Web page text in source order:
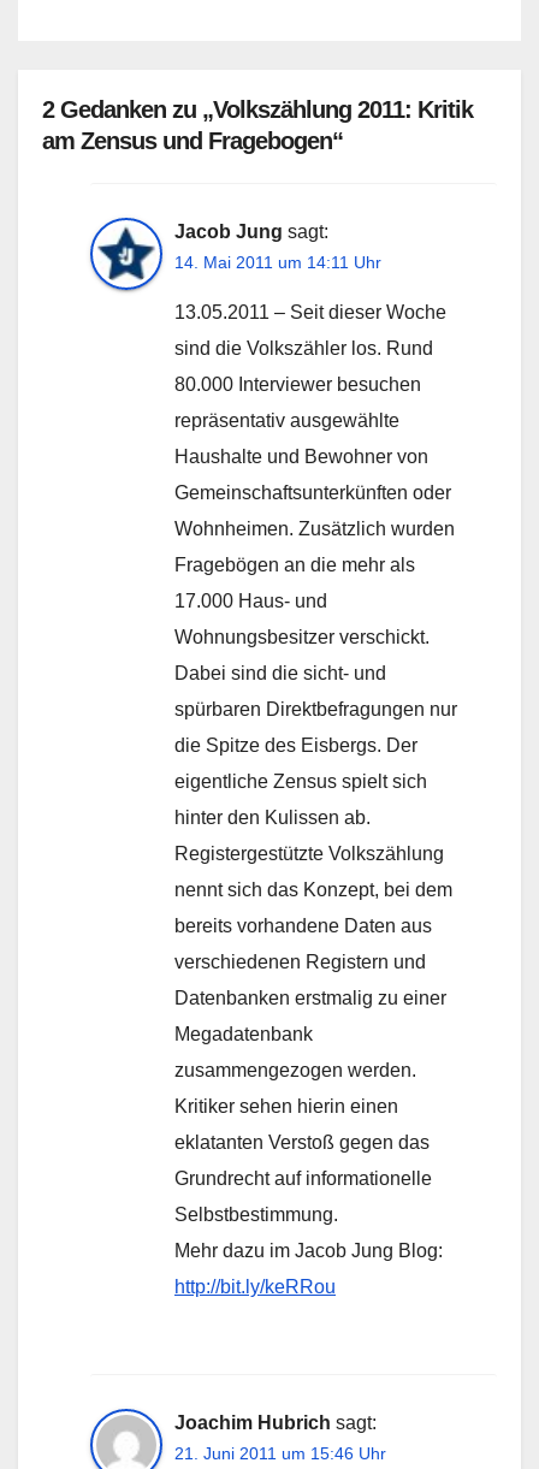
2 Gedanken zu „Volkszählung 2011: Kritik
am Zensus und Fragebogen“
Jacob Jung sagt:
14. Mai 2011 um 14:11 Uhr
13.05.2011 – Seit dieser Woche
sind die Volkszähler los. Rund
80.000 Interviewer besuchen
repräsentativ ausgewählte
Haushalte und Bewohner von
Gemeinschaftsunterkünften oder
Wohnheimen. Zusätzlich wurden
Fragebögen an die mehr als
17.000 Haus- und
Wohnungsbesitzer verschickt.
Dabei sind die sicht- und
spürbaren Direktbefragungen nur
die Spitze des Eisbergs. Der
eigentliche Zensus spielt sich
hinter den Kulissen ab.
Registergestützte Volkszählung
nennt sich das Konzept, bei dem
bereits vorhandene Daten aus
verschiedenen Registern und
Datenbanken erstmalig zu einer
Megadatenbank
zusammengezogen werden.
Kritiker sehen hierin einen
eklatanten Verstoß gegen das
Grundrecht auf informationelle
Selbstbestimmung.
Mehr dazu im Jacob Jung Blog:
http://bit.ly/keRRou
Joachim Hubrich sagt:
21. Juni 2011 um 15:46 Uhr